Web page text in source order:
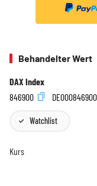
Behandelter Wert
DAX Index
846900
Watchlist
Kurs